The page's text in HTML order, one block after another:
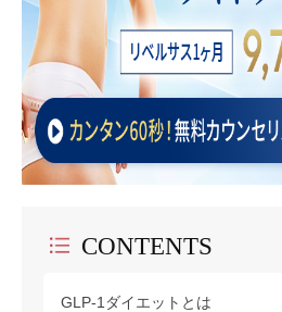
CONTENTS
GLP-1ダイエットとは